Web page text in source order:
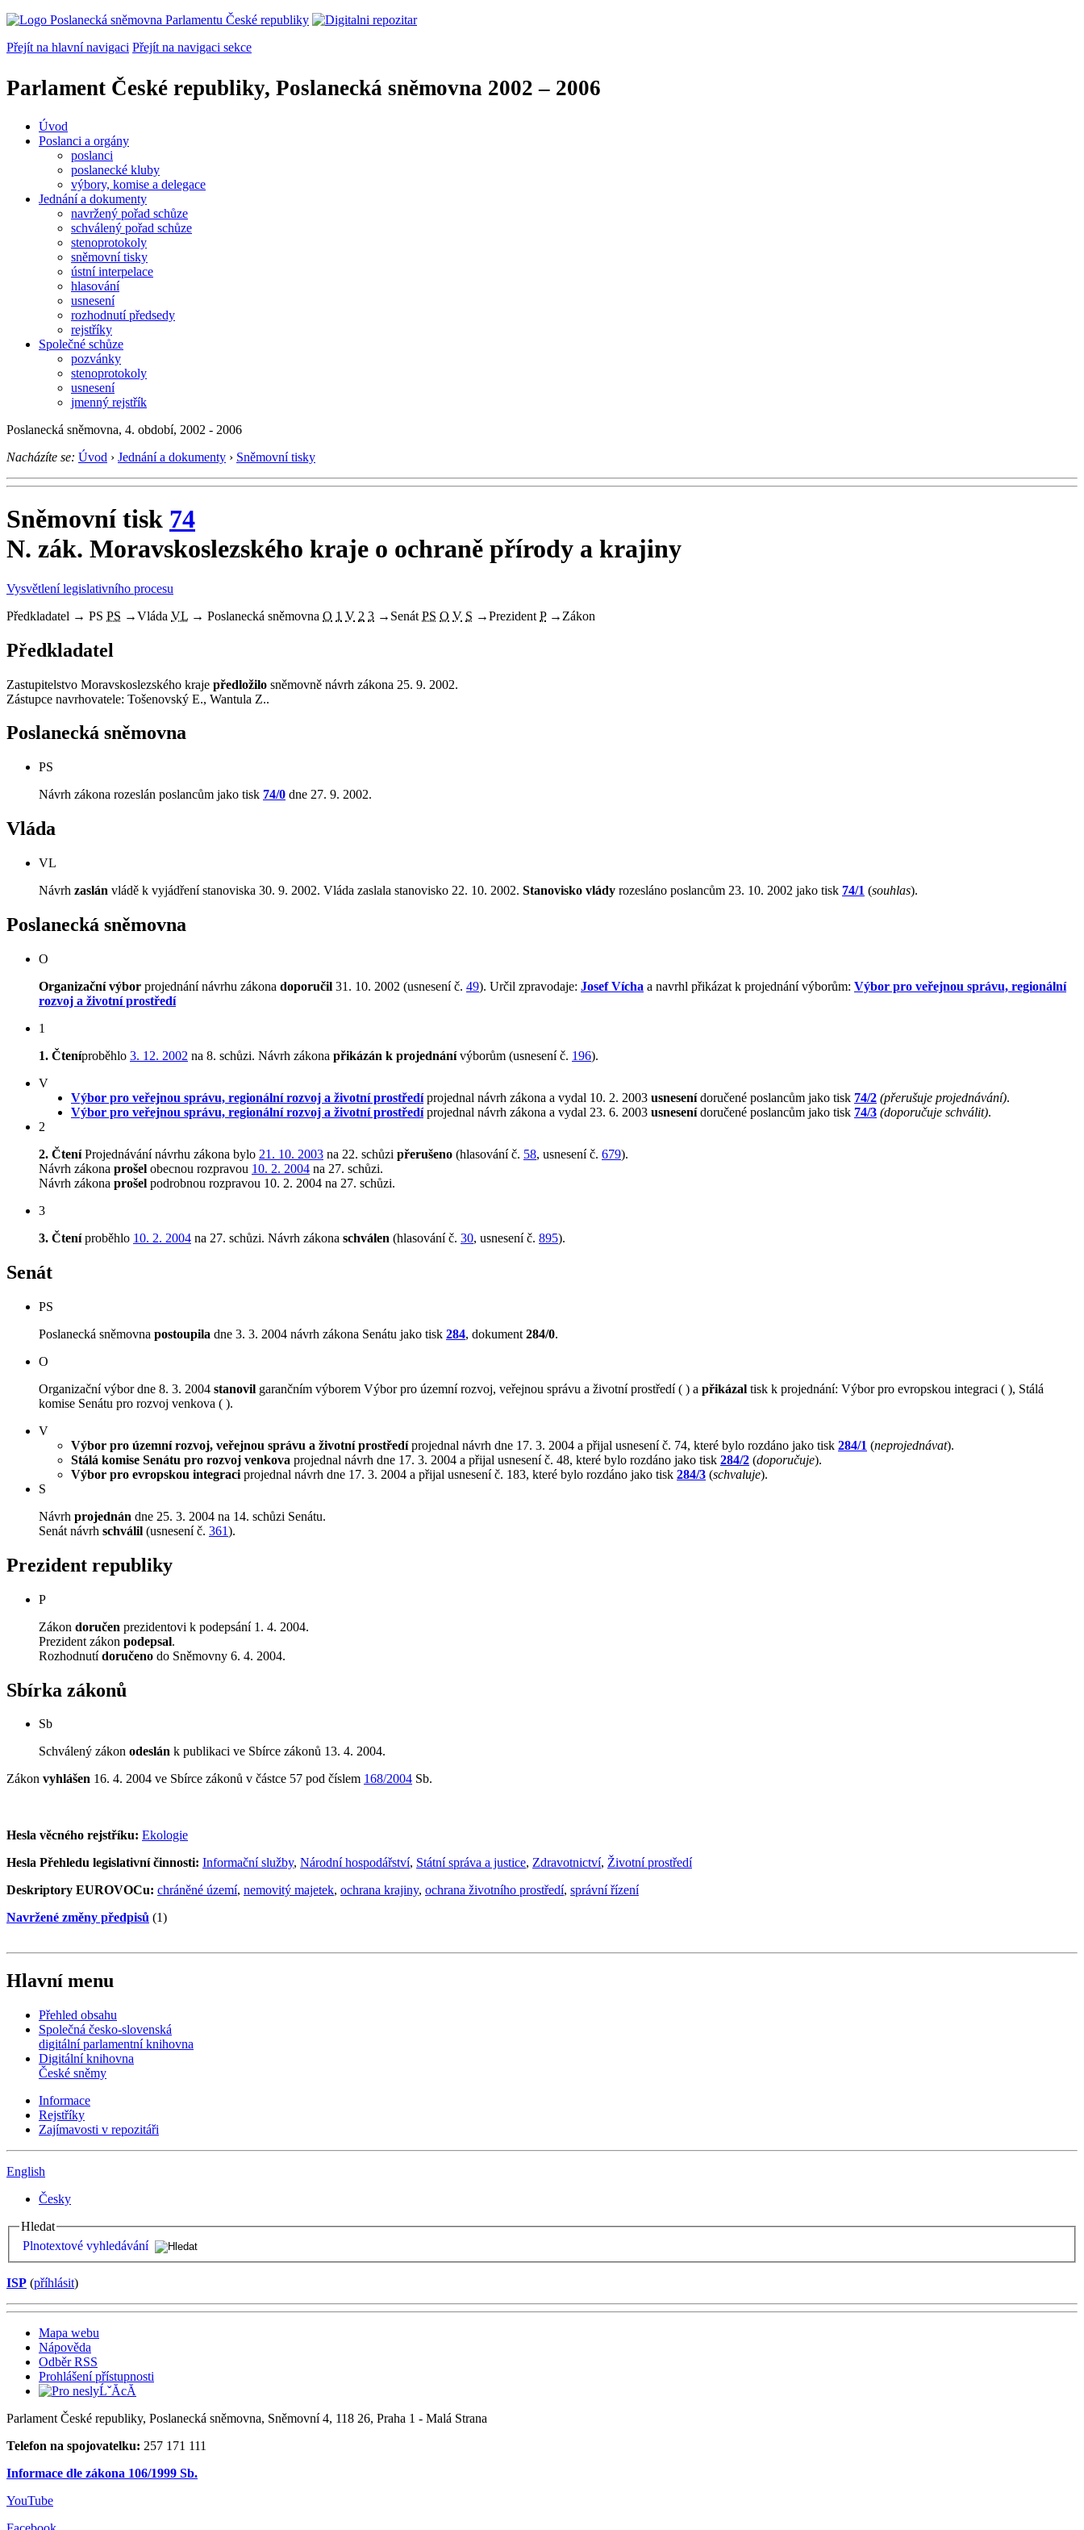
Přejít na hlavní navigaci Přejít na navigaci sekce
Parlament České republiky, Poslanecká sněmovna 2002 – 2006
Úvod
Poslanci a orgány
poslanci
poslanecké kluby
výbory, komise a delegace
Jednání a dokumenty
navržený pořad schůze
schválený pořad schůze
stenoprotokoly
sněmovní tisky
ústní interpelace
hlasování
usnesení
rozhodnutí předsedy
rejstříky
Společné schůze
pozvánky
stenoprotokoly
usnesení
jmenný rejstřík
Poslanecká sněmovna, 4. období, 2002 - 2006
Nacházíte se: Úvod › Jednání a dokumenty › Sněmovní tisky
Sněmovní tisk 74
N. zák. Moravskoslezského kraje o ochraně přírody a krajiny
Vysvětlení legislativního procesu
Předkladatel → PS PS →Vláda VL → Poslanecká sněmovna O 1 V 2 3 → Senát PS O V S →Prezident P → Zákon
Předkladatel
Zastupitelstvo Moravskoslezského kraje předložilo sněmovně návrh zákona 25. 9. 2002.
Zástupce navrhovatele: Tošenovský E., Wantula Z..
Poslanecká sněmovna
PS
Návrh zákona rozeslán poslancům jako tisk 74/0 dne 27. 9. 2002.
Vláda
VL
Návrh zaslán vládě k vyjádření stanoviska 30. 9. 2002. Vláda zaslala stanovisko 22. 10. 2002. Stanovisko vlády rozesláno poslancům 23. 10. 2002 jako tisk 74/1 (souhlas).
Poslanecká sněmovna
O
Organizační výbor projednání návrhu zákona doporučil 31. 10. 2002 (usnesení č. 49). Určil zpravodaje: Josef Vícha a navrhl přikázat k projednání výborům: Výbor pro veřejnou správu, regionální
rozvoj a životní prostředí
1
1. Čteníproběhlo 3. 12. 2002 na 8. schůzi. Návrh zákona přikázán k projednánívýborům (usnesení č. 196).
V
Výbor pro veřejnou správu, regionální rozvoj a životní prostředíprojednal návrh zákona a vydal 10. 2. 2003 usnesenídoručené poslancům jako tisk 74/2 (přerušuje projednávání).
Výbor pro veřejnou správu, regionální rozvoj a životní prostředíprojednal návrh zákona a vydal 23. 6. 2003 usnesenídoručené poslancům jako tisk 74/3 (doporučuje schválit).
2
2. ČteníProjednávání návrhu zákona bylo 21. 10. 2003 na 22. schůzi přerušeno (hlasování č. 58, usnesení č. 679).
Návrh zákona prošel obecnou rozpravou 10. 2. 2004 na 27. schůzi.
Návrh zákona prošel podrobnou rozpravou 10. 2. 2004 na 27. schůzi.
3
3. Čteníproběhlo 10. 2. 2004 na 27. schůzi. Návrh zákona schválen (hlasování č. 30, usnesení č. 895).
Senát
PS
Poslanecká sněmovna postoupila dne 3. 3. 2004 návrh zákona Senátu jako tisk 284, dokument 284/0.
O
Organizační výbor dne 8. 3. 2004 stanovil garančním výborem Výbor pro územní rozvoj, veřejnou správu a životní prostředí ( ) a přikázal tisk k projednání: Výbor pro evropskou integraci ( ), Stálá
komise Senátu pro rozvoj venkova ( ).
V
Výbor pro územní rozvoj, veřejnou správu a životní prostředíprojednal návrh dne 17. 3. 2004 a přijal usnesení č. 74, které bylo rozdáno jako tisk 284/1 (neprojednávat).
Stálá komise Senátu pro rozvoj venkova projednal návrh dne 17. 3. 2004 a přijal usnesení č. 48, které bylo rozdáno jako tisk 284/2 (doporučuje).
Výbor pro evropskou integraci projednal návrh dne 17. 3. 2004 a přijal usnesení č. 183, které bylo rozdáno jako tisk 284/3 (schvaluje).
S
Návrh projednán dne 25. 3. 2004 na 14. schůzi Senátu.
Senát návrh schválil (usnesení č. 361).
Prezident republiky
P
Zákon doručen prezidentovi k podepsání 1. 4. 2004.
Prezident zákon podepsal.
Rozhodnutídoručeno do Sněmovny 6. 4. 2004.
Sbírka zákonů
Sb
Schválený zákon odeslán k publikaci ve Sbírce zákonů 13. 4. 2004.
Zákon vyhlášen 16. 4. 2004 ve Sbírce zákonů v částce 57 pod číslem 168/2004 Sb.
Hesla věcného rejstříku: Ekologie
Hesla Přehledu legislativní činnosti: Informační služby, Národní hospodářství, Státní správa a justice, Zdravotnictví, Životní prostředí
Deskriptory EUROVOCu: chráněné území, nemovitý majetek, ochrana krajiny, ochrana životního prostředí, správní řízení
Navržené změny předpisů (1)
Hlavní menu
Přehled obsahu
Společná česko-slovenská
digitální parlamentní knihovna
Digitální knihovna
České sněmy
Informace
Rejstříky
Zajímavosti v repozitáři
English
Česky
Hledat
Plnotextové vyhledávání
ISP (příhlásit)
Mapa webu
Nápověda
Odběr RSS
Prohlášení přístupnosti
Parlament České republiky, Poslanecká sněmovna, Sněmovní 4, 118 26, Praha 1 - Malá Strana
Telefon na spojovatelku: 257 171 111
Informace dle zákona 106/1999 Sb.
YouTube